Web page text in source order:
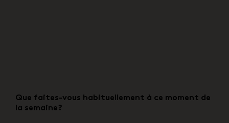
Que faites-vous habituellement à ce moment de
la semaine?